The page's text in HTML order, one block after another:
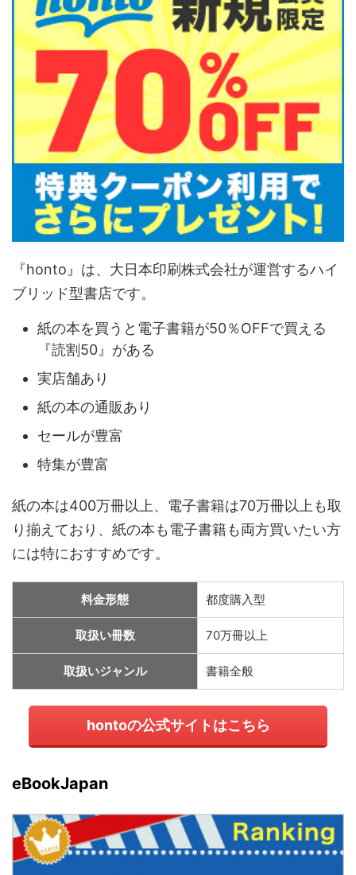
『honto』は、大日本印刷株式会社が運営するハイ
ブリッド型書店です。
紙の本を買うと電子書籍が50％OFFで買える
『読割50』がある
実店舗あり
紙の本の通販あり
セールが豊富
特集が豊富
紙の本は400万冊以上、電子書籍は70万冊以上も取
り揃えており、紙の本も電子書籍も両方買いたい方
には特におすすめです。
料金形態 都度購入型
取扱い冊数 70万冊以上
取扱いジャンル 書籍全般
hontoの公式サイトはこちら
eBookJapan